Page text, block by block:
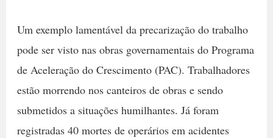
Um exemplo lamentável da precarização do trabalho
pode ser visto nas obras governamentais do Programa
de Aceleração do Crescimento (PAC). Trabalhadores
estão morrendo nos canteiros de obras e sendo
submetidos a situações humilhantes. Já foram
registradas 40 mortes de operários em acidentes